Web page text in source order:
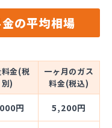
の平均相場
金(税
別)
一ヶ月のガス
料金(税込)
円 5,200円